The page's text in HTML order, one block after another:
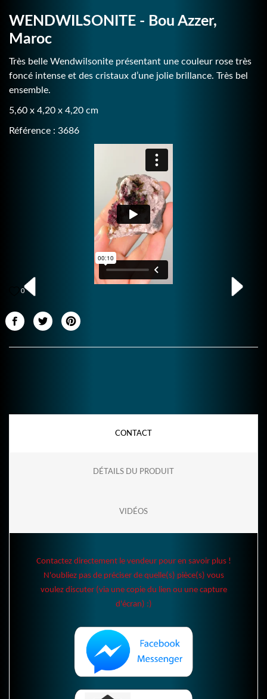
WENDWILSONITE - Bou Azzer,
Maroc
Très belle Wendwilsonite présentant une couleur rose très
foncé intense et des cristaux d’une jolie brillance. Très bel
ensemble.
5,60 x 4,20 x 4,20 cm
Référence : 3686
0
CONTACT
DÉTAILS DU PRODUIT
VIDÉOS
Contactez directement le vendeur pour en savoir plus !
N'oubliez pas de préciser de quelle(s) pièce(s) vous
voulez discuter (via une copie du lien ou une capture
d'écran) :)